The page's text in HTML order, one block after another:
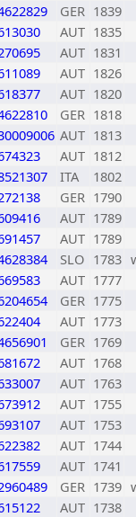
GER 1839
AUT 1835
AUT 1831
AUT 1826
AUT 1820
GER 1818
AUT 1813
AUT 1812
ITA
1802
GER 1790
AUT 1789
AUT 1789
SLO 1783
AUT 1777
GER 1775
AUT 1773
GER 1769
AUT 1768
AUT 1763
AUT 1755
AUT 1753
AUT 1744
AUT 1741
GER 1739
AUT 1738